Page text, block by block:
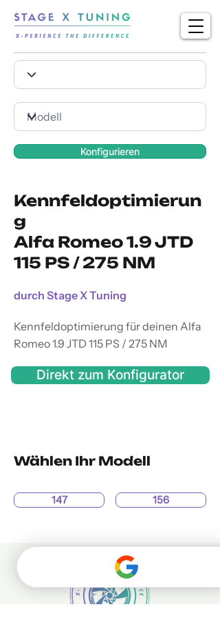
Konfigurieren
Kennfeldoptimierun
g
Alfa Romeo 1.9 JTD
115 PS / 275 NM
durch Stage X Tuning
Kennfeldoptimierung für deinen Alfa
Romeo 1.9 JTD 115 PS / 275 NM
Direkt zum Konfigurator
Wählen Ihr Modell
147 156